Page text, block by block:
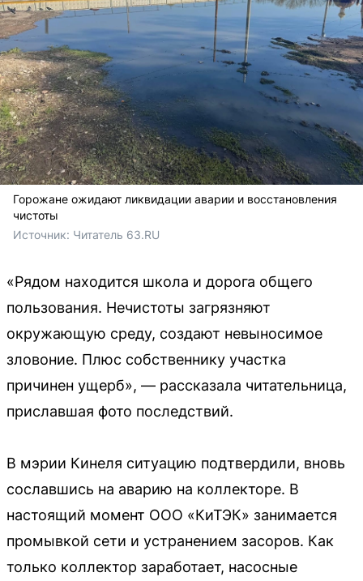
Горожане ожидают ликвидации аварии и восстановления
чистоты
Источник: Читатель 63.RU
«Рядом находится школа и дорога общего
пользования. Нечистоты загрязняют
окружающую среду, создают невыносимое
зловоние. Плюс собственнику участка
причинен ущерб», — рассказала читательница,
приславшая фото последствий.
В мэрии Кинеля ситуацию подтвердили, вновь
сославшись на аварию на коллекторе. В
настоящий момент ООО «КиТЭК» занимается
промывкой сети и устранением засоров. Как
только коллектор заработает, насосные